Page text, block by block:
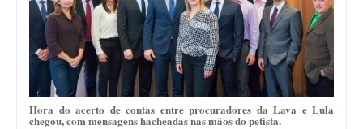
Hora do acerto de contas entre procuradores da Lava e Lula
chegou, com mensagens hacheadas nas mãos do petista.